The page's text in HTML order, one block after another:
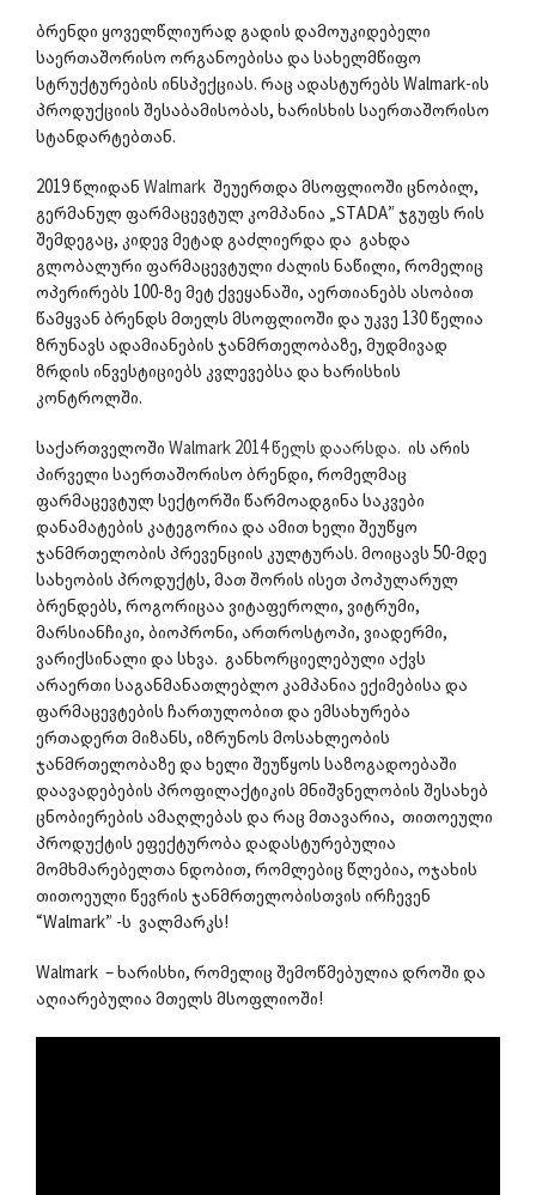
ბრენდი ყოველწლიურად გადის დამოუკიდებელი
საერთაშორისო ორგანოებისა და სახელმწიფო
სტრუქტურების ინსპექციას. რაც ადასტურებს Walmark-ის
პროდუქციის შესაბამისობას, ხარისხის საერთაშორისო
სტანდარტებთან.
2019 წლიდან Walmark შეუერთდა მსოფლიოში ცნობილ,
გერმანულ ფარმაცევტულ კომპანია „STADA” ჯგუფს რის
შემდეგაც, კიდევ მეტად გაძლიერდა და გახდა
გლობალური ფარმაცევტული ძალის ნაწილი, რომელიც
ოპერირებს 100-ზე მეტ ქვეყანაში, აერთიანებს ასობით
წამყვან ბრენდს მთელს მსოფლიოში და უკვე 130 წელია
ზრუნავს ადამიანების ჯანმრთელობაზე, მუდმივად
ზრდის ინვესტიციებს კვლევებსა და ხარისხის
კონტროლში.
საქართველოში Walmark 2014 წელს დაარსდა. ის არის
პირველი საერთაშორისო ბრენდი, რომელმაც
ფარმაცევტულ სექტორში წარმოადგინა საკვები
დანამატების კატეგორია და ამით ხელი შეუწყო
ჯანმრთელობის პრევენციის კულტურას. მოიცავს 50-მდე
სახეობის პროდუქტს, მათ შორის ისეთ პოპულარულ
ბრენდებს, როგორიცაა ვიტაფეროლი, ვიტრუმი,
მარსიანჩიკი, ბიოპრონი, ართროსტოპი, ვიადერმი,
ვარიქსინალი და სხვა. განხორციელებული აქვს
არაერთი საგანმანათლებლო კამპანია ექიმებისა და
ფარმაცევტების ჩართულობით და ემსახურება
ერთადერთ მიზანს, იზრუნოს მოსახლეობის
ჯანმრთელობაზე და ხელი შეუწყოს საზოგადოებაში
დაავადებების პროფილაქტიკის მნიშვნელობის შესახებ
ცნობიერების ამაღლებას და რაც მთავარია, თითოეული
პროდუქტის ეფექტურობა დადასტურებულია
მომხმარებელთა ნდობით, რომლებიც წლებია, ოჯახის
თითოეული წევრის ჯანმრთელობისთვის ირჩევენ
“Walmark” -ს ვალმარკს!
Walmark – ხარისხი, რომელიც შემოწმებულია დროში და
აღიარებულია მთელს მსოფლიოში!